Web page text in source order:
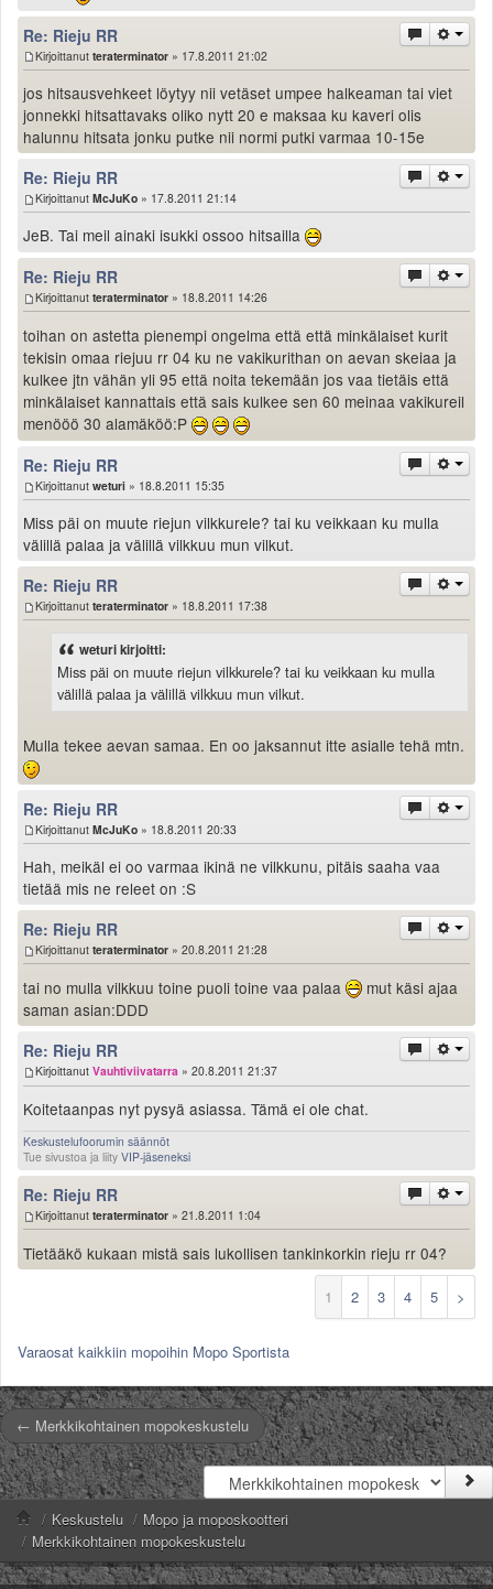
Re: Rieju RR
Kirjoittanut teraterminator » 17.8.2011 21:02
jos hitsausvehkeet löytyy nii vetäset umpee halkeaman tai viet
jonnekki hitsattavaks oliko nytt 20 e maksaa ku kaveri olis
halunnu hitsata jonku putke nii normi putki varmaa 10-15e
Re: Rieju RR
Kirjoittanut McJuKo » 17.8.2011 21:14
JeB. Tai meil ainaki isukki ossoo hitsailla
Re: Rieju RR
Kirjoittanut teraterminator » 18.8.2011 14:26
toihan on astetta pienempi ongelma että että minkälaiset kurit
tekisin omaa riejuu rr 04 ku ne vakikurithan on aevan skeiaa ja
kulkee jtn vähän yli 95 että noita tekemään jos vaa tietäis että
minkälaiset kannattais että sais kulkee sen 60 meinaa vakikureil
menööö 30 alamäköö:P
Re: Rieju RR
Kirjoittanut weturi » 18.8.2011 15:35
Miss päi on muute riejun vilkkurele? tai ku veikkaan ku mulla
välillä palaa ja välillä vilkkuu mun vilkut.
Re: Rieju RR
Kirjoittanut teraterminator » 18.8.2011 17:38
weturi kirjoitti:
Miss päi on muute riejun vilkkurele? tai ku veikkaan ku mulla
välillä palaa ja välillä vilkkuu mun vilkut.
Mulla tekee aevan samaa. En oo jaksannut itte asialle tehä mtn.
Re: Rieju RR
Kirjoittanut McJuKo » 18.8.2011 20:33
Hah, meikäl ei oo varmaa ikinä ne vilkkunu, pitäis saaha vaa
tietää mis ne releet on :S
Re: Rieju RR
Kirjoittanut teraterminator » 20.8.2011 21:28
tai no mulla vilkkuu toine puoli toine vaa palaa
mut käsi ajaa
saman asian:DDD
Re: Rieju RR
Kirjoittanut Vauhtiviivatarra » 20.8.2011 21:37
Koitetaanpas nyt pysyä asiassa. Tämä ei ole chat.
Keskustelufoorumin säännöt
Tue sivustoa ja liity VIP-jäseneksi
Re: Rieju RR
Kirjoittanut teraterminator » 21.8.2011 1:04
Tietääkö kukaan mistä sais lukollisen tankinkorkin rieju rr 04?
1 2 3 4 5 >
Varaosat kaikkiin mopoihin Mopo Sportista
← Merkkikohtainen mopokeskustelu
/ Keskustelu / Mopo ja moposkootteri
/ Merkkikohtainen mopokeskustelu